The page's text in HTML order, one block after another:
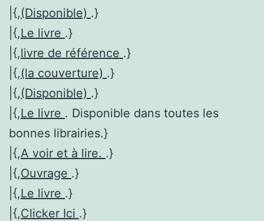
|{,(Disponible) .}
|{,Le livre .}
|{,livre de référence .}
|{,(la couverture) .}
|{,(Disponible) .}
|{,Le livre . Disponible dans toutes les
bonnes librairies.}
|{,A voir et à lire. .}
|{,Ouvrage .}
|{,Le livre .}
|{,Clicker Ici .}